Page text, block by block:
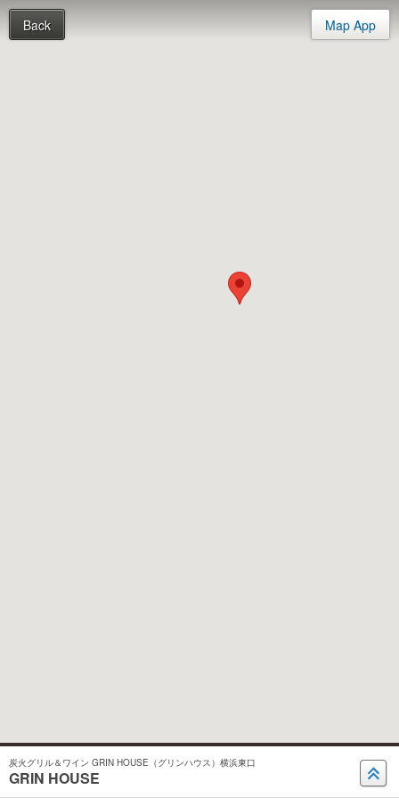
Back Map App
炭火グリル＆ワイン GRIN HOUSE（グリンハウス）横浜東口
GRIN HOUSE